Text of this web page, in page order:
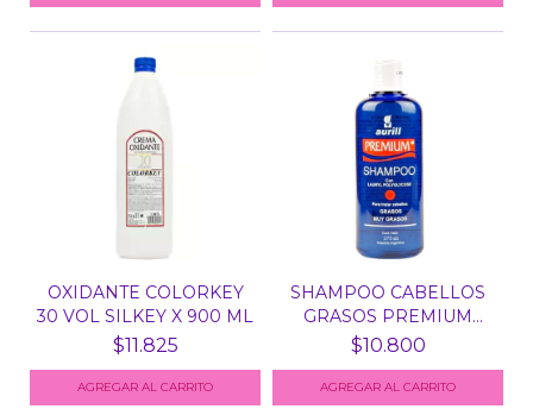
OXIDANTE COLORKEY
30 VOL SILKEY X 900 ML
$11.825
SHAMPOO CABELLOS
GRASOS PREMIUM
AURILL X...
$10.800